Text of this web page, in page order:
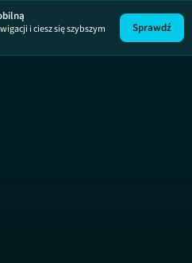
i ciesz się szybszym
Sprawdź